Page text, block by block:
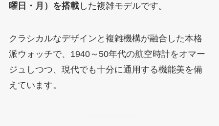
曜日・月）を搭載した複雑モデルです。
クラシカルなデザインと複雑機構が融合した本格
派ウォッチで、1940～50年代の航空時計をオマー
ジュしつつ、現代でも十分に通用する機能美を備
えています。